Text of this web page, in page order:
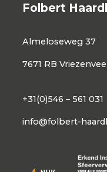
Folbert
Almeloseweg 37
7671 RB
+31(0)546 – 561 031
info@folbert-